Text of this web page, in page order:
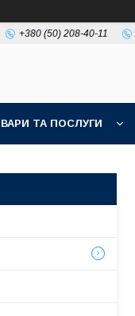
+380 (50) 208-40-11
ТА ПОСЛУГИ